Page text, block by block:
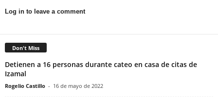
Log in to leave a comment
Don't Miss
Detienen a 16 personas durante cateo en casa de citas de
Izamal
Rogelio Castillo - 16 de mayo de 2022